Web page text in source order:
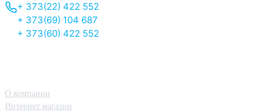
+ 373(22) 422 552
+ 373(69) 104 687
+ 373(60) 422 552
О компании
Интернет магазин